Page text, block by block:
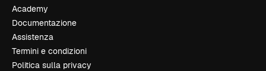
Academy
Documentazione
Assistenza
Termini e condizioni
Politica sulla privacy